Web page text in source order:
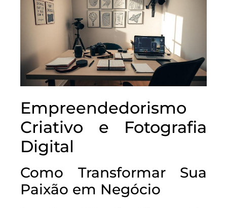
Empreendedorismo
Criativo e Fotografia
Digital
Como Transformar Sua
Paixão em Negócio